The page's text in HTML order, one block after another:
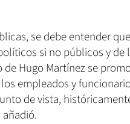
se debe entender
si no públicos y de
Hugo Martínez se
empleados y
de vista,